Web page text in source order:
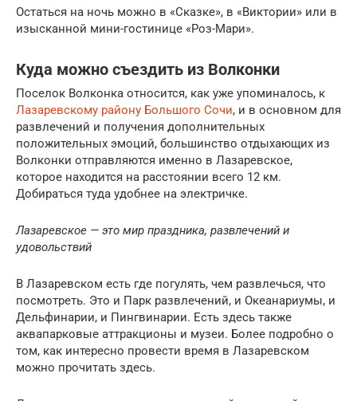
Остаться на ночь можно в «Сказке», в «Виктории» или в
изысканной мини-гостинице «Роз-Мари».
Куда можно съездить из Волконки
Поселок Волконка относится, как уже упоминалось, к
Лазаревскому району Большого Сочи, и в основном для
развлечений и получения дополнительных
положительных эмоций, большинство отдыхающих из
Волконки отправляются именно в Лазаревское,
которое находится на расстоянии всего 12 км.
Добираться туда удобнее на электричке.
Лазаревское — это мир праздника, развлечений и
удовольствий
В Лазаревском есть где погулять, чем развлечься, что
посмотреть. Это и Парк развлечений, и Океанариумы, и
Дельфинарии, и Пингвинарии. Есть здесь также
аквапарковые аттракционы и музеи. Более подробно о
том, как интересно провести время в Лазаревском
можно прочитать здесь.